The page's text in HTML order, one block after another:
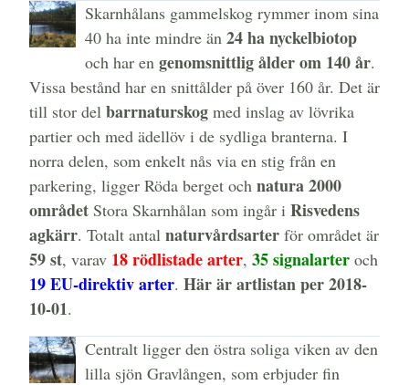
Skarnhålans gammelskog rymmer inom sina
40 ha inte mindre än24 ha nyckelbiotop
och har engenomsnittlig ålder om 140 år.
Vissa bestånd har en snittålder på över 160 år. Det är
till stor del barrnaturskog med inslag av lövrika
partier och med ädellöv i de sydliga branterna. I
norra delen, som enkelt nås via en stig från en
parkering, ligger Röda berget och natura 2000
området Stora Skarnhålan som ingår i Risvedens
agkärr. Totalt antal naturvårdsarter för området är
59 st, varav 18 rödlistade arter, 35 signalarter och
19 EU-direktiv arter. Här är artlistan per 2018-
10-01.
Centralt ligger den östra soliga viken av den
lilla sjön Gravlången, som erbjuder fin